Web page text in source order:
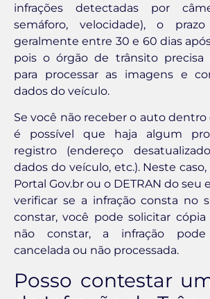
infrações detectadas por
semáforo, velocidade), o
geralmente entre 30 e 60 dias
pois o órgão de trânsito
para processar as imagens e
dados do veículo.
Se você não receber o auto dentro
é possível que haja algum
registro (endereço
dados do veículo, etc.). Neste
Portal Gov.br ou o DETRAN do seu
verificar se a infração consta no
constar, você pode solicitar cópia
não constar, a infração
cancelada ou não processada.
Posso contestar